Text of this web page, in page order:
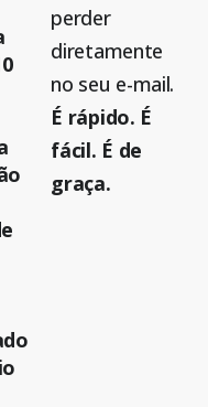
perder
diretamente
no seu e-mail.
É rápido. É
fácil. É de
graça.